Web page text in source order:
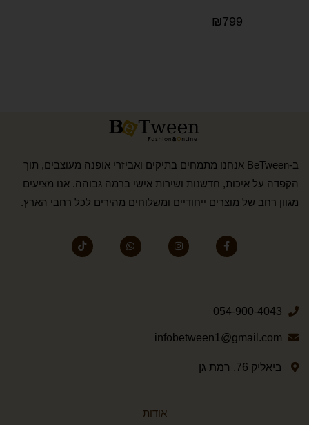
₪799
ב-BeTween אנחנו מתמחים בתיקים ואביזרי אופנה מעוצבים, תוך
הקפדה על איכות, חדשנות ושירות אישי ברמה גבוהה. אנו מציעים
מגוון רחב של מוצרים ייחודיים ומשלוחים מהירים לכל רחבי הארץ.
054-900-4043
infobetween1@gmail.com
ביאליק 76, רמת גן
אודות